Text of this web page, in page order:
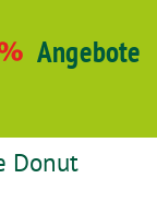
Angebote
Donut